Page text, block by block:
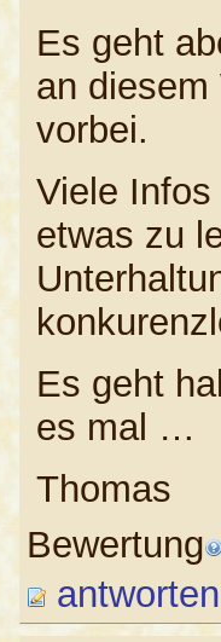
Es geht
an diesem
vorbei.
Viele
etwas zu
Es geht
es mal …
Thomas
Bewertung
antworten